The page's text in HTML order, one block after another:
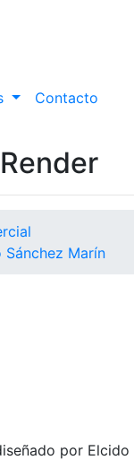
Contacto
Sánchez Marín
por